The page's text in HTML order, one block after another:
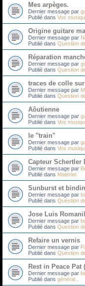
Mes arpèges.
Dernier message par
Publié dans Vos
Origine guitare
Dernier message par
Publié dans Question
Réparation
Dernier message par
Publié dans Question
traces de colle
Dernier message par
Publié dans Question
Aôutienne
Dernier message par
Publié dans Vos
le "train"
Dernier message par
Publié dans Vos
Capteur Schertler
Dernier message par
Publié dans Matériel
Sunburst et
Dernier message par
Publié dans Question
Jose Luis
Dernier message par
Publié dans Question
Refaire un vernis
Dernier message par
Publié dans Question
Rest in Peace
Dernier message par
Publié dans général...